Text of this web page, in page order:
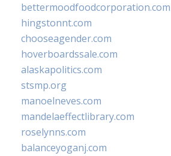
bettermoodfoodcorporation.com
hingstonnt.com
chooseagender.com
hoverboardssale.com
alaskapolitics.com
stsmp.org
manoelneves.com
mandelaeffectlibrary.com
roselynns.com
balanceyoganj.com